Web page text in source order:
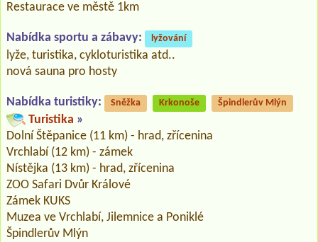
Restaurace ve městě 1km
Nabídka sportu a zábavy: lyžování
lyže, turistika, cykloturistika atd..
nová sauna pro hosty
Nabídka turistiky: Sněžka Krkonoše Špindlerův Mlýn
Turistika »
Dolní Štěpanice (11 km) - hrad, zřícenina
Vrchlabí (12 km) - zámek
Nístějka (13 km) - hrad, zřícenina
ZOO Safari Dvůr Králové
Zámek KUKS
Muzea ve Vrchlabí, Jilemnice a Poniklé
Špindlerův Mlýn